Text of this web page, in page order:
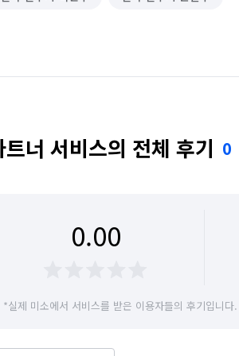
트너 서비스의 전체 후기 0
0.00
*실제 미소에서 서비스를 받은 이용자들의 후기입니다.